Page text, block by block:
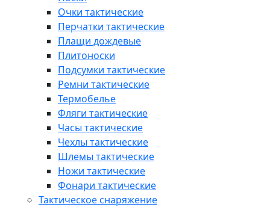
Очки тактические
Перчатки тактические
Плащи дождевые
Плитоноски
Подсумки тактические
Ремни тактические
Термобелье
Фляги тактические
Часы тактические
Чехлы тактические
Шлемы тактические
Ножи тактические
Фонари тактические
Тактическое снаряжение